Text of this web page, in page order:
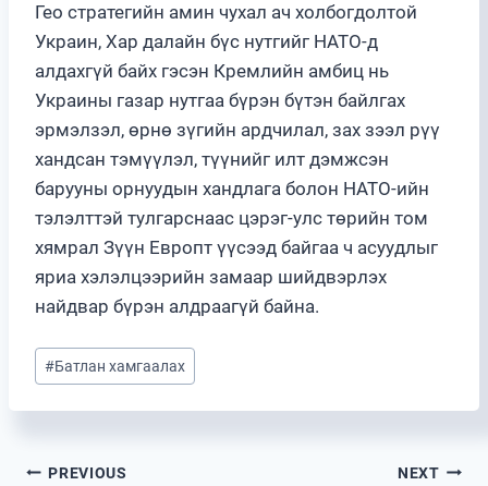
Гео стратегийн амин чухал ач холбогдолтой
Украин, Хар далайн бүс нутгийг НАТО-д
алдахгүй байх гэсэн Кремлийн амбиц нь
Украины газар нутгаа бүрэн бүтэн байлгах
эрмэлзэл, өрнө зүгийн ардчилал, зах зээл рүү
хандсан тэмүүлэл, түүнийг илт дэмжсэн
барууны орнуудын хандлага болон НАТО-ийн
тэлэлттэй тулгарснаас цэрэг-улс төрийн том
хямрал Зүүн Европт үүсээд байгаа ч асуудлыг
яриа хэлэлцээрийн замаар шийдвэрлэх
найдвар бүрэн алдраагүй байна.
Post
Tags:
#Батлан хамгаалах
Post
PREVIOUS NEXT